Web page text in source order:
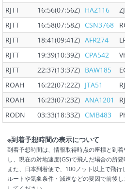
RJTT
16:56(07:56Z) HAZ116
RJTT
16:58(07:58Z) CSN3768
RJTT
18:41(09:41Z) AFR274
RJTT
19:39(10:39Z) CPA542
RJTT
22:37(13:37Z) BAW185
ROAH
16:22(07:22Z) JTA51
ROAH
16:23(07:23Z) ANA1201
RODN
03:33(18:33Z) CMB483
※到着予想時間の表示について
到着予想時間は、情報取得時点の座標と到
し、現在の対地速度(GS)で飛んだ場合の所要
また、日本到着便で、100ノット以上で飛行
ルートや気象条件・減速などの要因で前後